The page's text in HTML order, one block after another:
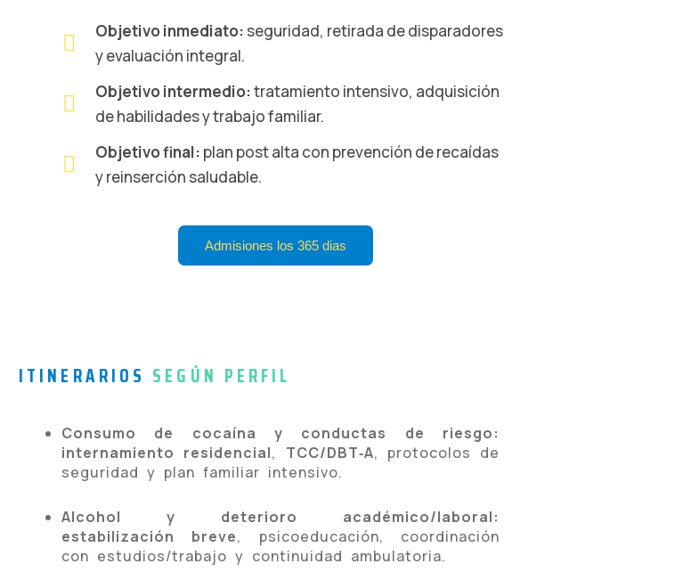
Objetivo inmediato: seguridad, retirada de disparadores
y evaluación integral.
Objetivo intermedio:tratamiento intensivo, adquisición
de habilidades y trabajo familiar.
Objetivo final: plan post alta con prevención de recaídas
y reinserción saludable.
Admisiones los 365 dias
ITINERARIOS SEGÚN PERFIL
Consumo de cocaína y conductas de riesgo:
internamiento residencial, TCC/DBT‑A, protocolos de
seguridad y plan familiar intensivo.
Alcohol y deterioro académico/laboral:
estabilización breve, psicoeducación, coordinación
con estudios/trabajo y continuidad ambulatoria.